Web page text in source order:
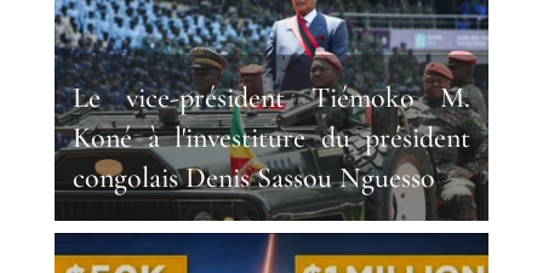
Le vice-président Tiémoko M.
Koné à l'investiture du président
congolais Denis Sassou Nguesso